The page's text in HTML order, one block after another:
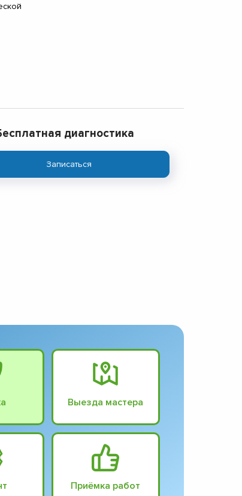
диагностика
Записаться
Выезда мастера
Приёмка работ